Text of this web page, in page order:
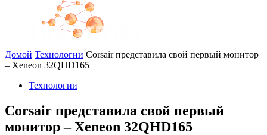
Домой Технологии Corsair представила свой первый монитор
– Xeneon 32QHD165
Технологии
Corsair представила свой первый
монитор – Xeneon 32QHD165